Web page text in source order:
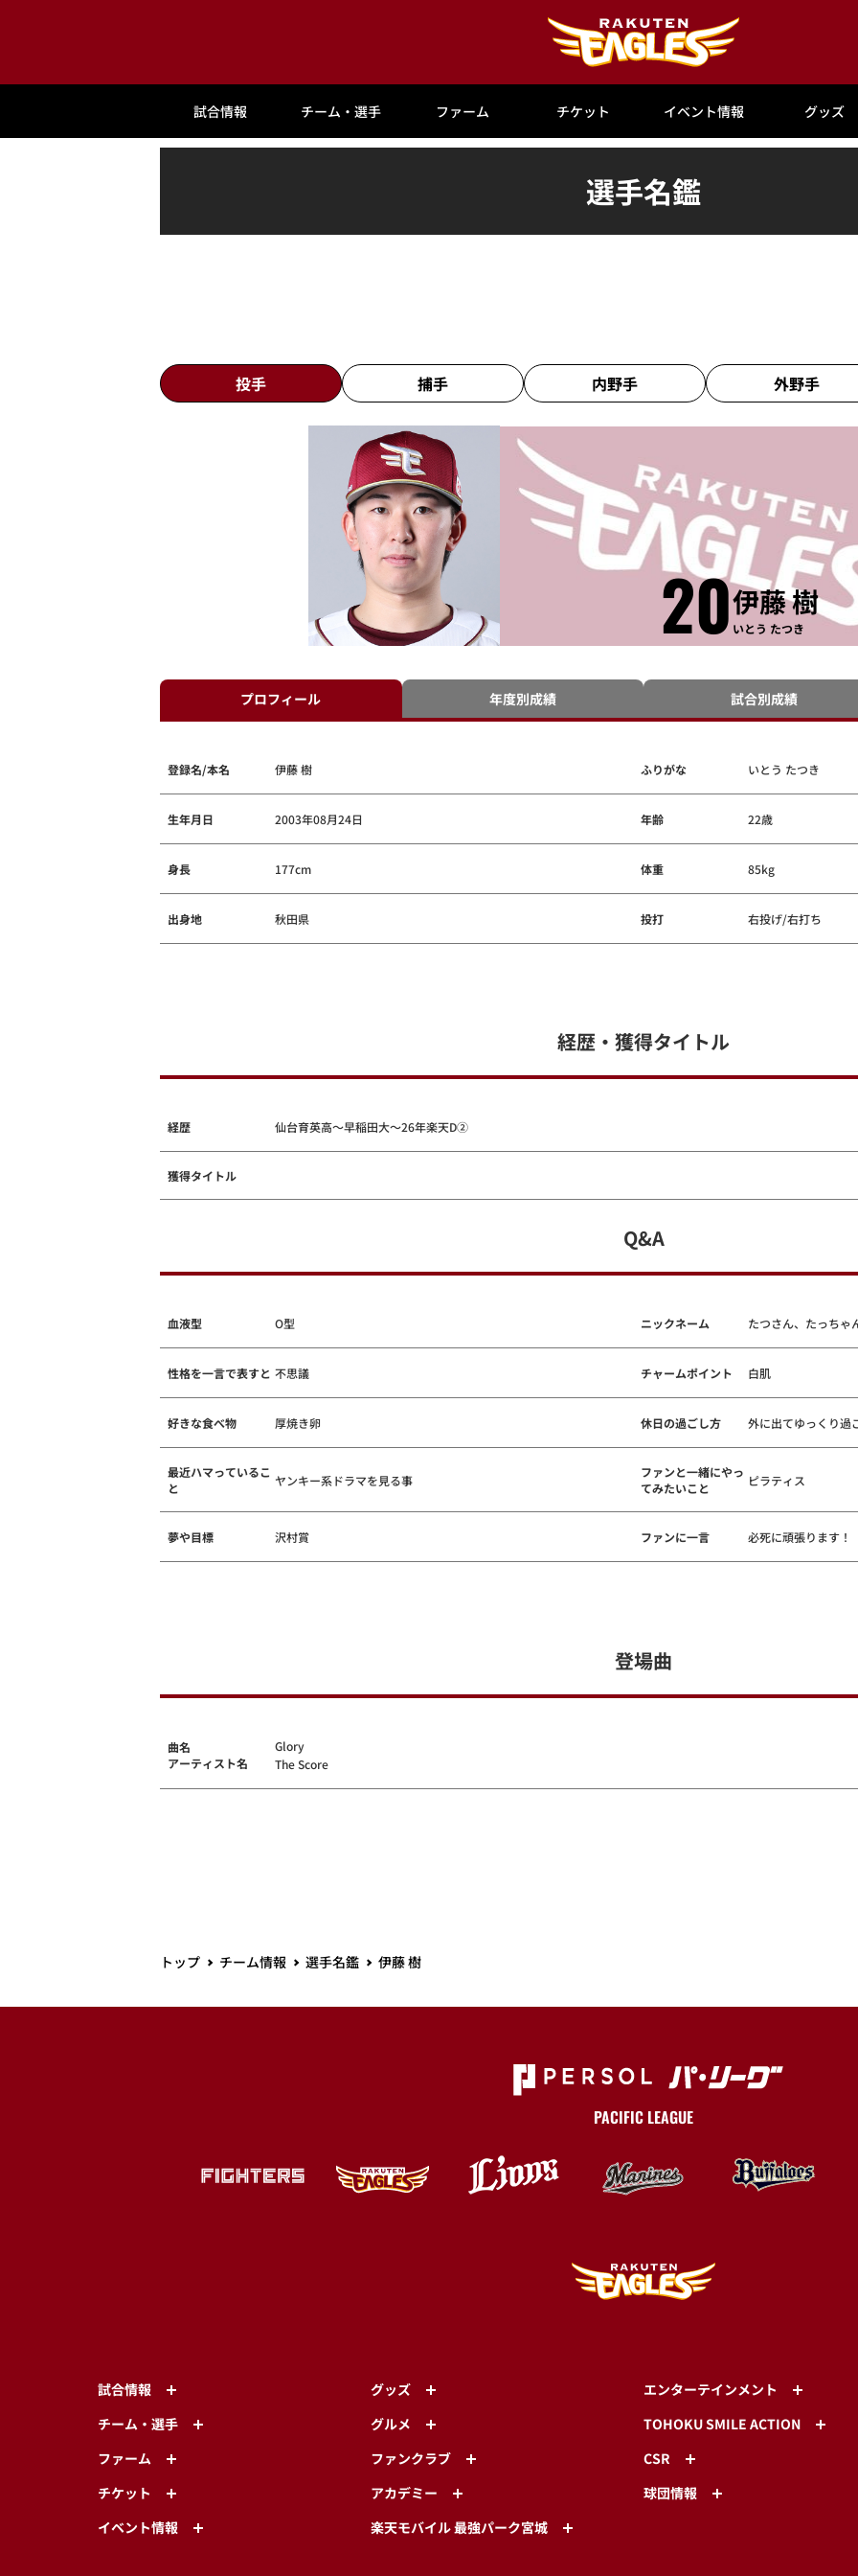
試合情報 チーム・選手 ファーム チケット イベント情報 グッズ
選手名鑑
投手 捕手 内野手 外野手
20伊藤 樹
いとう たつき
プロフィール 年度別成績 試合別成績
登録名/本名 伊藤 樹 ふりがな いとう たつき
生年月日 2003年08月24日 年齢 22歳
身長 177cm 体重 85kg
出身地 秋田県 投打 右投げ/右打ち
経歴・獲得タイトル
経歴 仙台育英高～早稲田大～26年楽天D②
獲得タイトル
Q&A
血液型 O型 ニックネーム たつさん、たっちゃ
性格を一言で表すと 不思議 チャームポイント 白肌
好きな食べ物 厚焼き卵 休日の過ごし方 外に出てゆっくり過
最近ハマっているこ
と
ヤンキー系ドラマを見る事
ファンと一緒にやっ
てみたいこと
ピラティス
夢や目標 沢村賞 ファンに一言 必死に頑張ります！
登場曲
曲名
アーティスト名
Glory
The Score
トップ チーム情報 選手名鑑 伊藤 樹
PACIFIC LEAGUE
試合情報
チーム・選手
ファーム
チケット
イベント情報
グッズ
グルメ
ファンクラブ
アカデミー
楽天モバイル 最強パーク宮城
エンターテインメント
TOHOKU SMILE ACTION
CSR
球団情報